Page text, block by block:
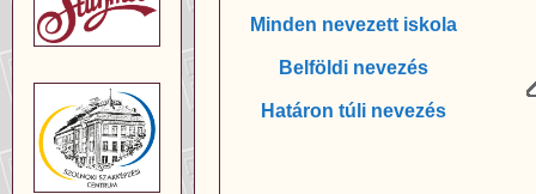
Minden nevezett iskola
Belföldi nevezés
Határon túli nevezés